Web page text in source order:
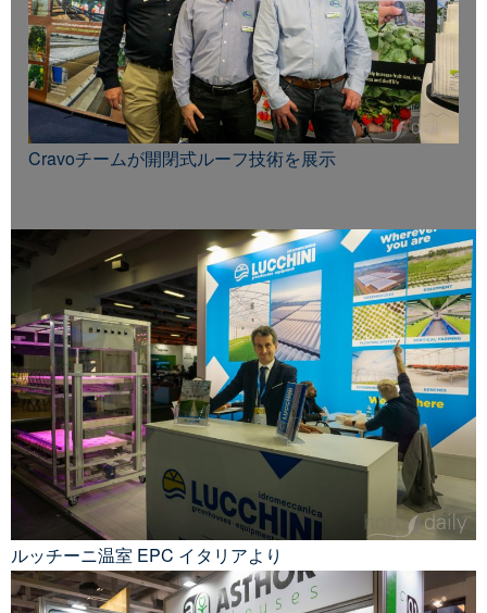
Cravoチームが開閉式ルーフ技術を展示
ルッチーニ温室 EPC イタリアより